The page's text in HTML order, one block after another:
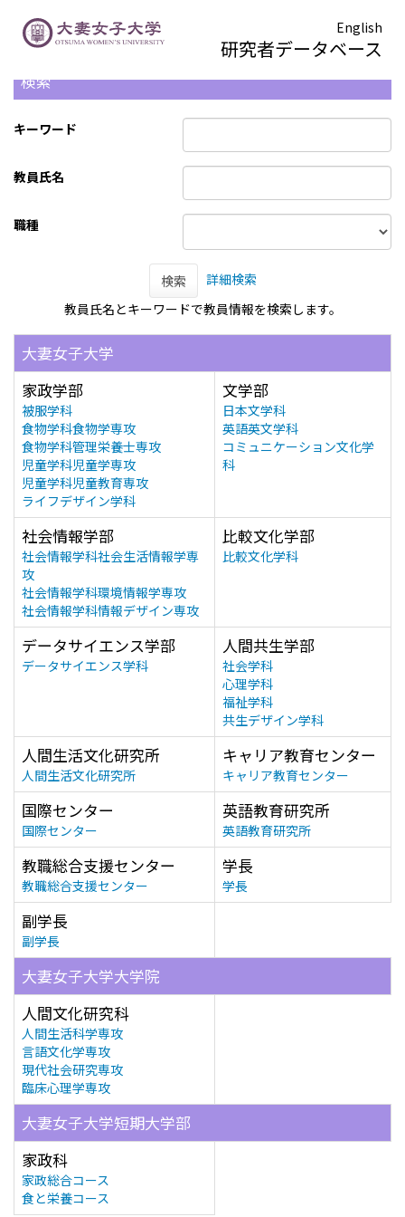
English
研究者データベース
検索
キーワード
教員氏名
職種
検索
詳細検索
教員氏名とキーワードで教員情報を検索します。
大妻女子大学
家政学部
被服学科
食物学科食物学専攻
食物学科管理栄養士専攻
児童学科児童学専攻
児童学科児童教育専攻
ライフデザイン学科
文学部
日本文学科
英語英文学科
コミュニケーション文化学
科
社会情報学部
社会情報学科社会生活情報学専
攻
社会情報学科環境情報学専攻
社会情報学科情報デザイン専攻
比較文化学部
比較文化学科
データサイエンス学部
データサイエンス学科
人間共生学部
社会学科
心理学科
福祉学科
共生デザイン学科
人間生活文化研究所
人間生活文化研究所
キャリア教育センター
キャリア教育センター
国際センター
国際センター
英語教育研究所
英語教育研究所
教職総合支援センター
教職総合支援センター
学長
学長
副学長
副学長
大妻女子大学大学院
人間文化研究科
人間生活科学専攻
言語文化学専攻
現代社会研究専攻
臨床心理学専攻
大妻女子大学短期大学部
家政科
家政総合コース
食と栄養コース